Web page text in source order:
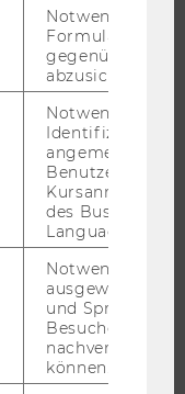
Notwendig, um
gegenüber
abzusichern.
Notwendig zur
Identifizierung
angemeldeten
Benutzers im
des Business
Language
Notwendig um
ausgewählte
und
Besuchers
nachverfolgen
können.